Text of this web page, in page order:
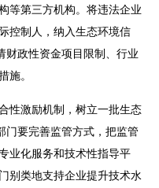
等第三方机构。将违法企业
控制人，纳入生态环境信
财政性资金项目限制、行业
施。
激励机制，树立一批生态
门要完善监管方式，把监管
业化服务和技术性指导平
别类地支持企业提升技术水